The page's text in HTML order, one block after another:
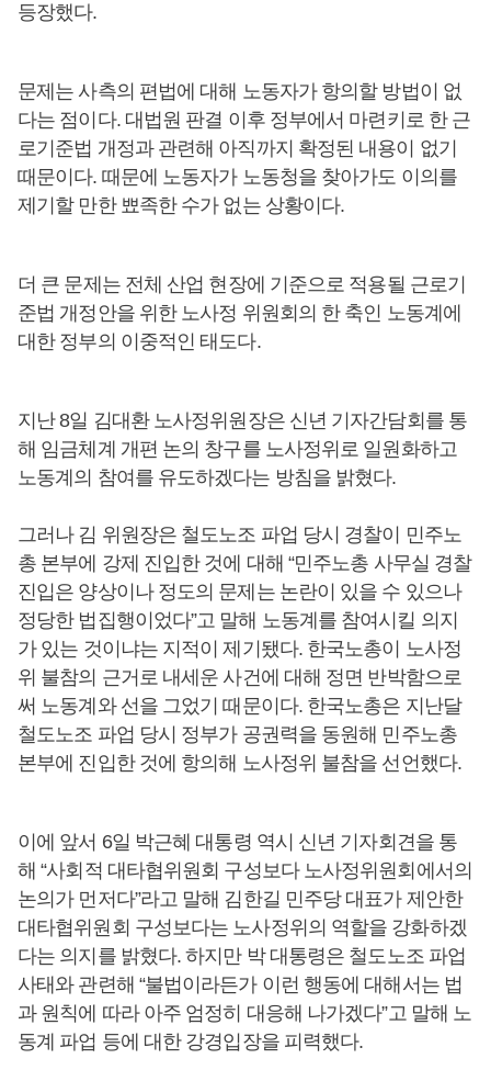
등장했다.
문제는 사측의 편법에 대해 노동자가 항의할 방법이 없
다는 점이다. 대법원 판결 이후 정부에서 마련키로 한 근
로기준법 개정과 관련해 아직까지 확정된 내용이 없기
때문이다. 때문에 노동자가 노동청을 찾아가도 이의를
제기할 만한 뾰족한 수가 없는 상황이다.
더 큰 문제는 전체 산업 현장에 기준으로 적용될 근로기
준법 개정안을 위한 노사정 위원회의 한 축인 노동계에
대한 정부의 이중적인 태도다.
지난 8일 김대환 노사정위원장은 신년 기자간담회를 통
해 임금체계 개편 논의 창구를 노사정위로 일원화하고
노동계의 참여를 유도하겠다는 방침을 밝혔다.
그러나 김 위원장은 철도노조 파업 당시 경찰이 민주노
총 본부에 강제 진입한 것에 대해 “민주노총 사무실 경찰
진입은 양상이나 정도의 문제는 논란이 있을 수 있으나
정당한 법집행이었다”고 말해 노동계를 참여시킬 의지
가 있는 것이냐는 지적이 제기됐다. 한국노총이 노사정
위 불참의 근거로 내세운 사건에 대해 정면 반박함으로
써 노동계와 선을 그었기 때문이다. 한국노총은 지난달
철도노조 파업 당시 정부가 공권력을 동원해 민주노총
본부에 진입한 것에 항의해 노사정위 불참을 선언했다.
이에 앞서 6일 박근혜 대통령 역시 신년 기자회견을 통
해 “사회적 대타협위원회 구성보다 노사정위원회에서의
논의가 먼저다”라고 말해 김한길 민주당 대표가 제안한
대타협위원회 구성보다는 노사정위의 역할을 강화하겠
다는 의지를 밝혔다. 하지만 박 대통령은 철도노조 파업
사태와 관련해 “불법이라든가 이런 행동에 대해서는 법
과 원칙에 따라 아주 엄정히 대응해 나가겠다”고 말해 노
동계 파업 등에 대한 강경입장을 피력했다.